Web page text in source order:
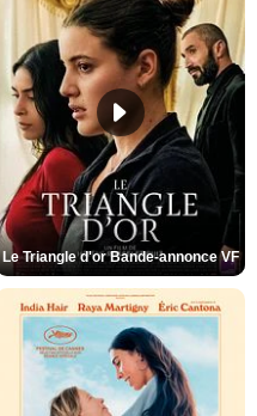
Le Triangle d'or Bande-annonce VF